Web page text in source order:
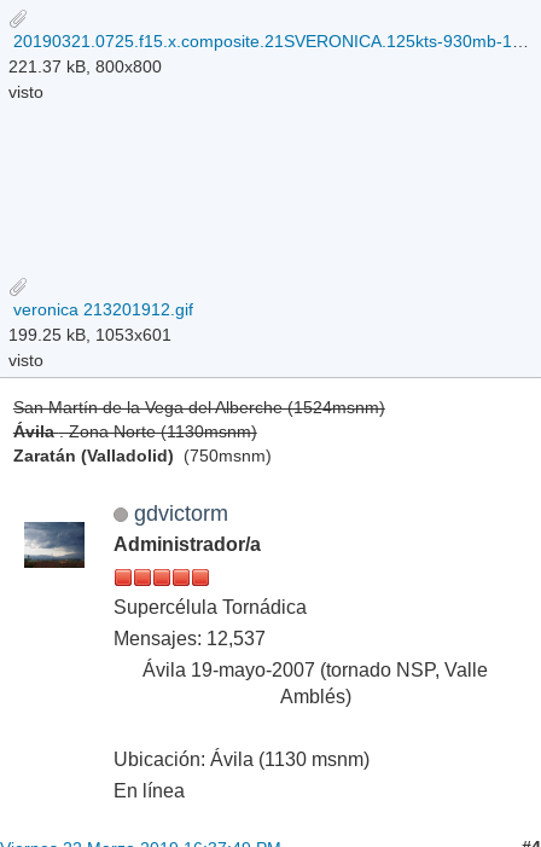
221.37 kB, 800x800
visto
veronica 213201912.gif
199.25 kB, 1053x601
visto
San Martín de la Vega del Alberche (1524msnm)
Ávila. Zona Norte (1130msnm)
Zaratán (Valladolid) (750msnm)
gdvictorm
Administrador/a
Supercélula Tornádica
Mensajes: 12,537
Ávila 19-mayo-2007 (tornado NSP, Valle
Amblés)
Ubicación: Ávila (1130 msnm)
En línea